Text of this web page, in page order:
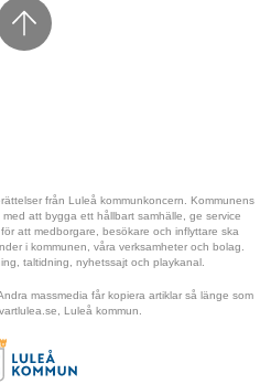
från Luleå kommunkoncern. Kommunens
att bygga ett hållbart samhälle, ge service
att medborgare, besökare och inflyttare ska
i kommunen, våra verksamheter och bolag.
taltidning, nyhetssajt och playkanal.
massmedia får kopiera artiklar så länge som
Luleå kommun.